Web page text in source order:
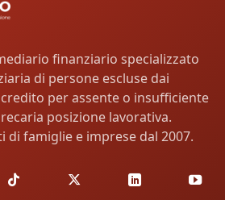
finanziario specializzato
di persone escluse dai
per assente o insufficiente
posizione lavorativa.
di famiglie e imprese dal 2007.